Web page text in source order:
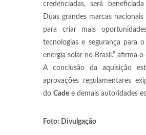
credenciadas, será
Duas grandes marcas
para criar mais
tecnologias e segurança para
energia solar no Brasil.” afirma
A conclusão da aquisição
aprovações regulamentares
do Cade e demais autoridades
Foto: Divulgação